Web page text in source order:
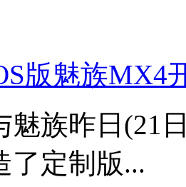
版魅族MX4
魅族昨日(21
了定制版...